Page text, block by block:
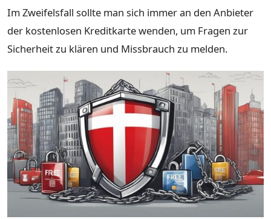
Im Zweifelsfall sollte man sich immer an den Anbieter
der kostenlosen Kreditkarte wenden, um Fragen zur
Sicherheit zu klären und Missbrauch zu melden.